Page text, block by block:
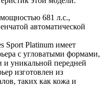
681 л.с.,
автоматической
Sport Platinum имеет
с угловатыми формами,
уникальной передней
изготовлен из
таких как кожа и